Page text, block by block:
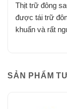
Thịt trữ đông
được tái trữ
khuẩn và rất
SẢN PHẨM